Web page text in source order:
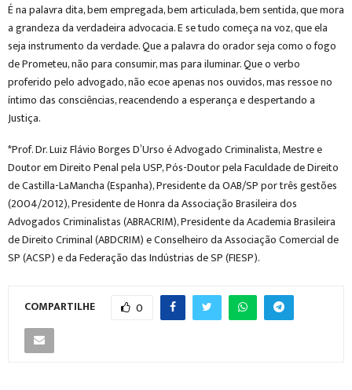
É na palavra dita, bem empregada, bem articulada, bem sentida, que mora
a grandeza da verdadeira advocacia. E se tudo começa na voz, que ela
seja instrumento da verdade. Que a palavra do orador seja como o fogo
de Prometeu, não para consumir, mas para iluminar. Que o verbo
proferido pelo advogado, não ecoe apenas nos ouvidos, mas ressoe no
íntimo das consciências, reacendendo a esperança e despertando a
Justiça.
*Prof. Dr. Luiz Flávio Borges D’Urso é Advogado Criminalista, Mestre e
Doutor em Direito Penal pela USP, Pós-Doutor pela Faculdade de Direito
de Castilla-LaMancha (Espanha), Presidente da OAB/SP por três gestões
(2004/2012), Presidente de Honra da Associação Brasileira dos
Advogados Criminalistas (ABRACRIM), Presidente da Academia Brasileira
de Direito Criminal (ABDCRIM) e Conselheiro da Associação Comercial de
SP (ACSP) e da Federação das Indústrias de SP (FIESP).
COMPARTILHE 0